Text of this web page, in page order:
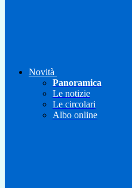
Novità
Panoramica
Le notizie
Le circolari
Albo online